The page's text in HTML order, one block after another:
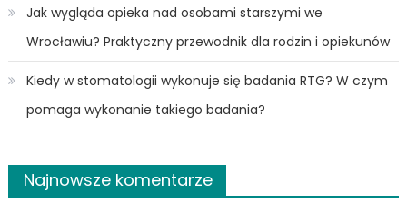
Jak wygląda opieka nad osobami starszymi we
Wrocławiu? Praktyczny przewodnik dla rodzin i opiekunów
Kiedy w stomatologii wykonuje się badania RTG? W czym
pomaga wykonanie takiego badania?
Najnowsze komentarze